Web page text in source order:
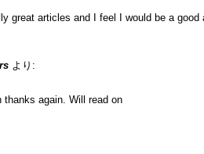
great articles and I feel I would be a good
より:
again. Will read on